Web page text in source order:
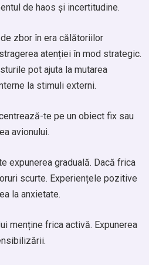
de haos și incertitudine.
zbor în era călătoriilor
atenției în mod strategic.
pot ajuta la mutarea
la stimuli externi.
te pe un obiect fix sau
avionului.
expunerea graduală. Dacă frica
scurte. Experiențele pozitive
la anxietate.
menține frica activă. Expunerea